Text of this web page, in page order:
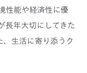
性能や経済性に優
長年大切にしてきた
、生活に寄り添うク